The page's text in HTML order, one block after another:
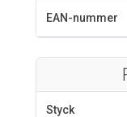
EAN-nummer
Styck